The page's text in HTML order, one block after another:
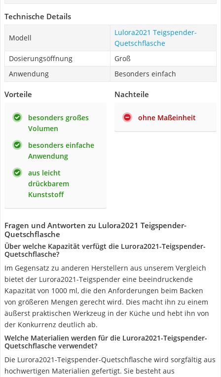
Technische Details
Modell
Lulora2021 Teigspender-
Quetschflasche
Dosierungsöffnung
Groß
Anwendung
Besonders einfach
Vorteile
besonders großes
Volumen
besonders einfache
Anwendung
aus leicht
drückbarem
Kunststoff
Nachteile
ohne Maßeinheit
Fragen und Antworten zu Lulora2021 Teigspender-
Quetschflasche
Über welche Kapazität verfügt die Lurora2021-Teigspender-
Quetschflasche?
Im Gegensatz zu anderen Herstellern aus unserem Vergleich
bietet der Lurora2021-Teigspender eine beeindruckende
Kapazität von 1000 ml, die den Anforderungen beim Backen
von größeren Mengen gerecht wird. Dies macht ihn zu einem
äußerst praktischen Werkzeug in der Küche und hebt ihn von
der Konkurrenz deutlich ab.
Welche Materialien werden für die Lurora2021-Teigspender-
Quetschflasche verwendet?
Die Lurora2021-Teigspender-Quetschflasche wird sorgfältig aus
hochwertigen Materialien gefertigt. Sie besteht aus